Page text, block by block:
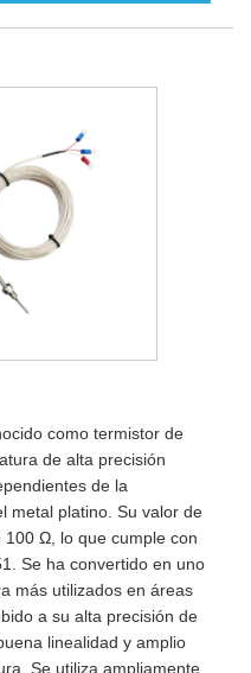
como termistor de
de alta precisión
de la
metal platino. Su valor de
Ω, lo que cumple con
Se ha convertido en uno
más utilizados en áreas
a su alta precisión de
linealidad y amplio
Se utiliza ampliamente